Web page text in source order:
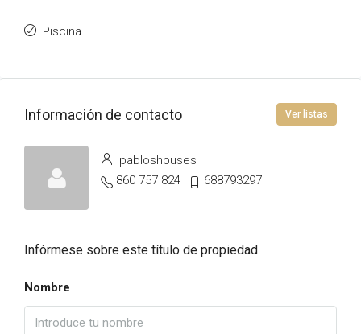
Piscina
Información de contacto Ver listas
pabloshouses
860 757 824
688793297
Infórmese sobre este título de propiedad
Nombre